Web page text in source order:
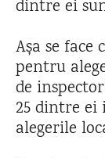
dintre ei
Așa se
pentru
de
25 dintre ei
alegerile